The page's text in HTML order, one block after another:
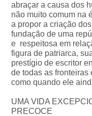
abraçar a causa dos
não muito comum na
a propor a criação
fundação de uma
e respeitosa em
figura de patriarca,
prestígio de escritor
de todas as fronteiras
como quando ele
UMA VIDA
PRECOCE